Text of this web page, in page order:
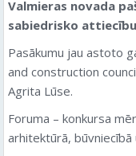
Valmieras novada
sabiedrisko
Pasākumu jau astoto
and construction
Agrita Lūse.
Foruma – konkursa
arhitektūrā,